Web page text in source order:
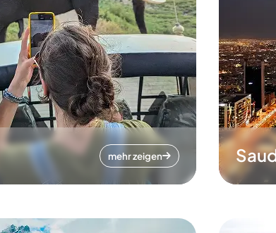
mehr zeigen